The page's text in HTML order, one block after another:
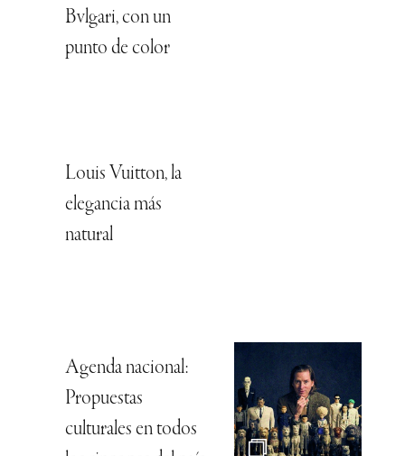
Bvlgari, con un
punto de color
Louis Vuitton, la
elegancia más
natural
Agenda nacional:
Propuestas
culturales en todos